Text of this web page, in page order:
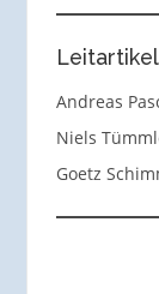
Andreas
Niels
Goetz